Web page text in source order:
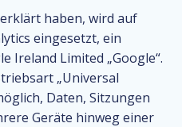
haben, wird auf
eingesetzt, ein
Ireland Limited „Google“.
„Universal
Daten, Sitzungen
Geräte hinweg einer